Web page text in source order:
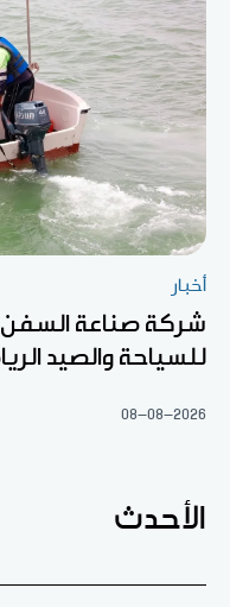
أخبار
شركة صناعة السفن
للسياحة والصيد
08-08-2026
الأحدث